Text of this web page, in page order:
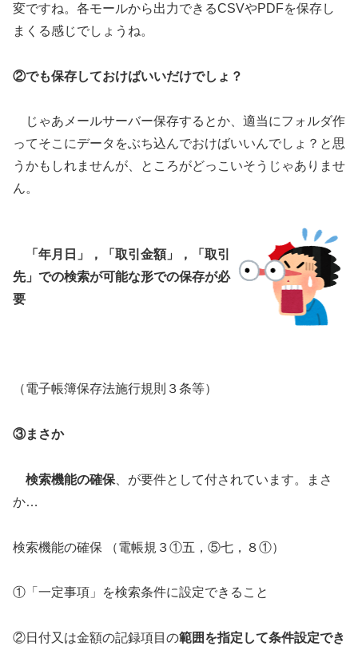
変ですね。各モールから出力できるCSVやPDFを保存し
まくる感じでしょうね。
②でも保存しておけばいいだけでしょ？
じゃあメールサーバー保存するとか、適当にフォルダ作
ってそこにデータをぶち込んでおけばいいんでしょ？と思
うかもしれませんが、ところがどっこいそうじゃありませ
ん。
「年月日」，「取引金額」，「取引
先」での検索が可能な形での保存が必
要
（電子帳簿保存法施行規則３条等）
③まさか
検索機能の確保 、が要件として付されています。まさ
か…
検索機能の確保 （電帳規３①五，⑤七，８①）
①「一定事項」を検索条件に設定できること
②日付又は金額の記録項目の範囲を指定して条件設定でき